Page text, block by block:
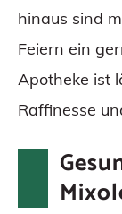
hinaus sind
Feiern ein
Apotheke ist
Raffinesse